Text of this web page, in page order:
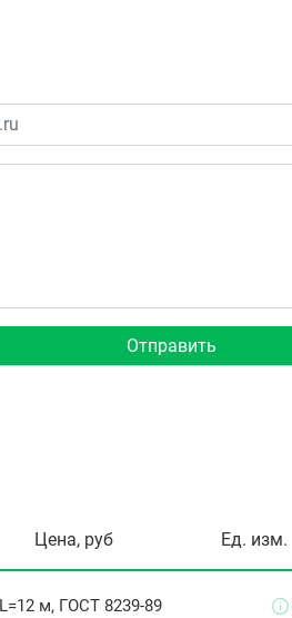
Отправить
Цена, руб Ед. изм.
L=12 м, ГОСТ 8239-89